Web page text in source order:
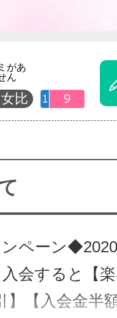
特集をみる
掲載のお問
サイトマッ
比
ペーン
会すると【
】【入会金半